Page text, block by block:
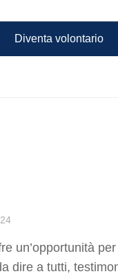
Diventa volontario
un’opportunità
dire a tutti,